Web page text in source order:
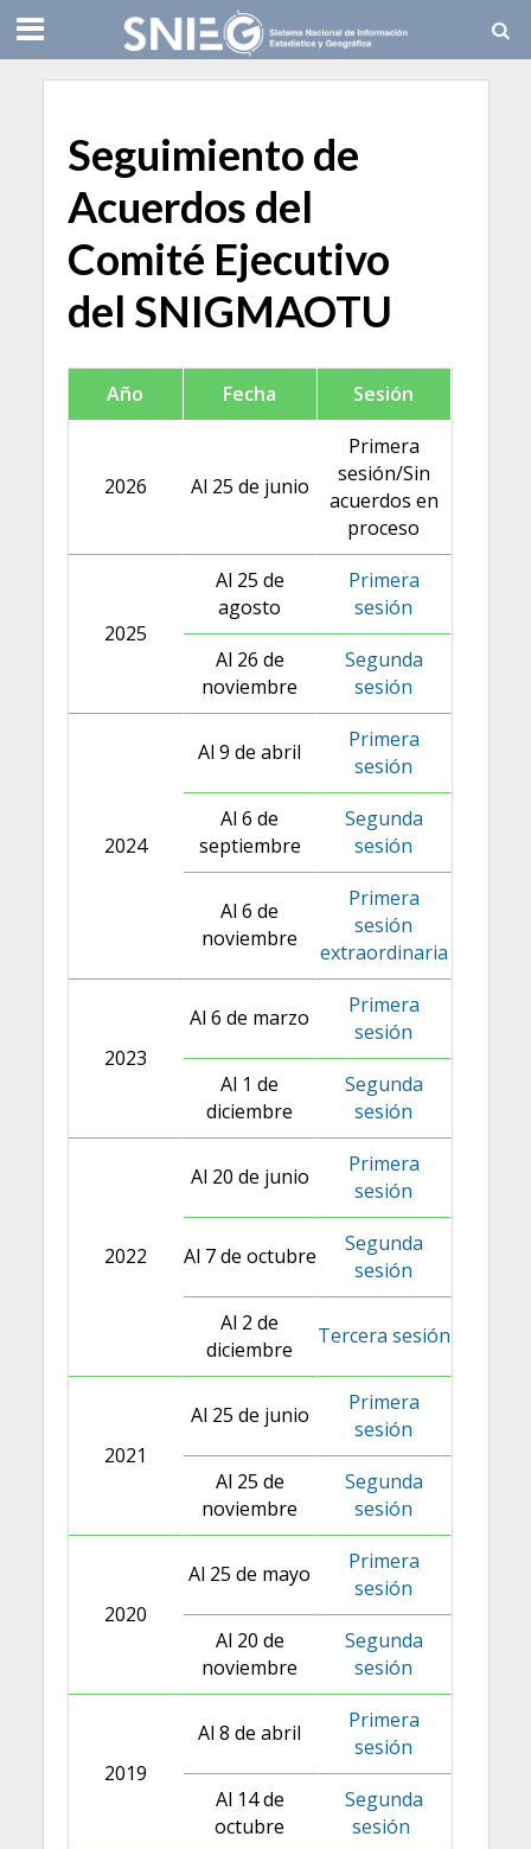
Seguimiento de
Acuerdos del
Comité Ejecutivo
del SNIGMAOTU
Año Fecha Sesión
2026 Al 25 de junio
Primera
sesión/Sin
acuerdos en
proceso
2025
Al 25 de
agosto
Primera
sesión
Al 26 de
noviembre
Segunda
sesión
2024
Al 9 de abril
Primera
sesión
Al 6 de
septiembre
Segunda
sesión
Al 6 de
noviembre
Primera
sesión
extraordinaria
2023
Al 6 de marzo
Primera
sesión
Al 1 de
diciembre
Segunda
sesión
2022
Al 20 de junio
Primera
sesión
Al 7 de octubre
Segunda
sesión
Al 2 de
diciembre
Tercera sesión
2021
Al 25 de junio
Primera
sesión
Al 25 de
noviembre
Segunda
sesión
2020
Al 25 de mayo
Primera
sesión
Al 20 de
noviembre
Segunda
sesión
2019
Al 8 de abril
Primera
sesión
Al 14 de
octubre
Segunda
sesión